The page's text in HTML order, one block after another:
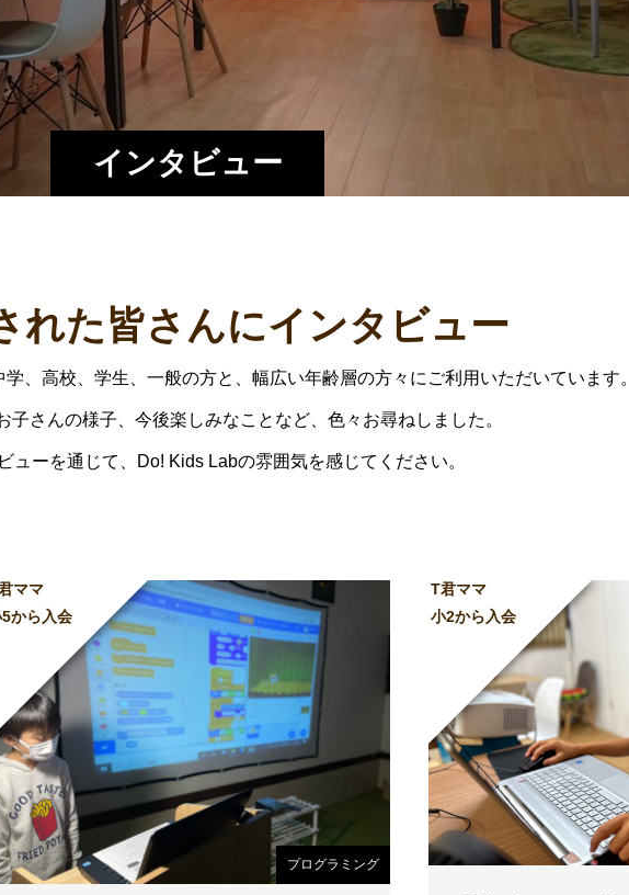
インタビュー
れた皆さんにインタビュー
、高校、学生、一般の方と、幅広い年齢層の方々にご利用いただいています。
子さんの様子、今後楽しみなことなど、色々お尋ねしました。
ューを通じて、Do! Kids Labの雰囲気を感じてください。
ママ
から入会
プログラミング
T君ママ
小2から入会